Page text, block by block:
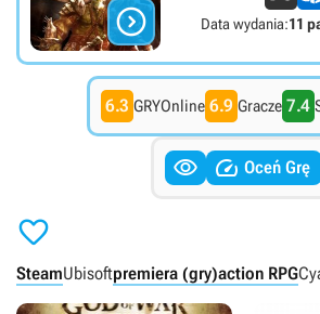
 Data wydania:11
6.3 GRYOnline 6.9 Gracze 7.4
  Oceń Grę

SteamUbisoftpremiera (gry)action RPG